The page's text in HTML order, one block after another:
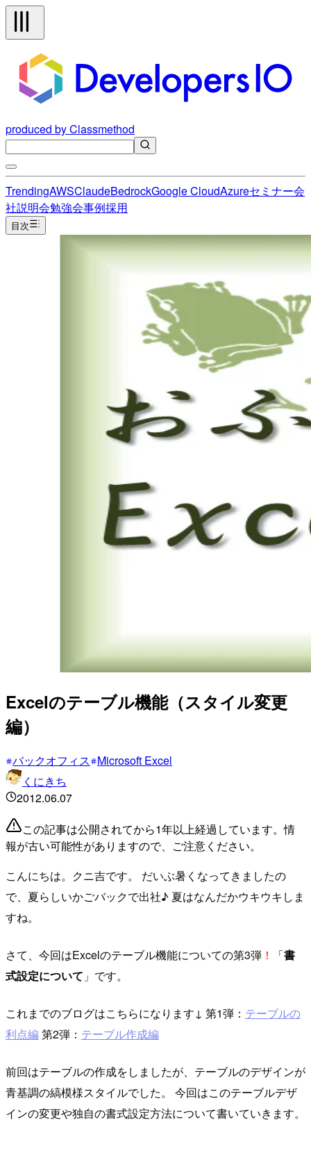
produced by Classmethod
TrendingAWSClaudeBedrockGoogle CloudAzureセミナー会
社説明会勉強会事例採用
目次
Excelのテーブル機能（スタイル変更
編）
バックオフィス Microsoft Excel
くにきち
2012.06.07
この記事は公開されてから1年以上経過しています。情
報が古い可能性がありますので、ご注意ください。
こんにちは。クニ吉です。 だいぶ暑くなってきましたの
で、夏らしいかごバックで出社♪ 夏はなんだかウキウキしま
すね。
さて、今回はExcelのテーブル機能についての第3弾 ！ 「書
式設定について 」です。
これまでのブログはこちらになります↓ 第1弾： テーブルの
利点編 第2弾： テーブル作成編
前回はテーブルの作成をしましたが、テーブルのデザインが
青基調の縞模様スタイルでした。 今回はこのテーブルデザ
インの変更や独自の書式設定方法について書いていきます。